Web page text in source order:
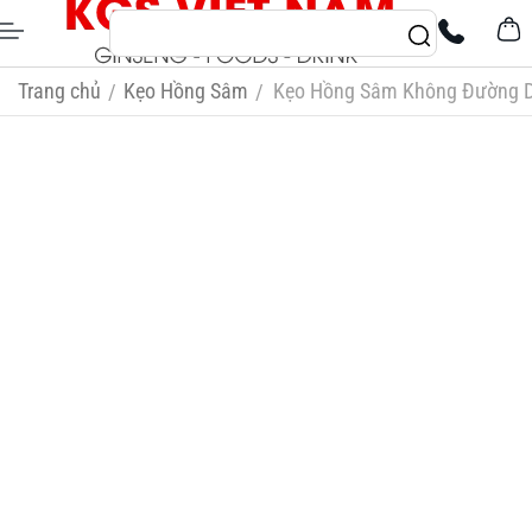
Trang chủ / Kẹo Hồng Sâm / Kẹo Hồng Sâm Không Đường